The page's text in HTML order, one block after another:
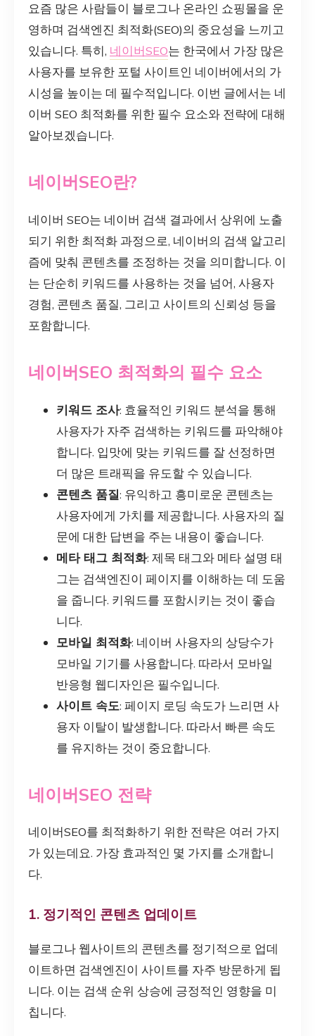
요즘 많은 사람들이 블로그나 온라인 쇼핑몰을 운
영하며 검색엔진 최적화(SEO)의 중요성을 느끼고
있습니다. 특히, 네이버SEO는 한국에서 가장 많은
사용자를 보유한 포털 사이트인 네이버에서의 가
시성을 높이는 데 필수적입니다. 이번 글에서는 네
이버 SEO 최적화를 위한 필수 요소와 전략에 대해
알아보겠습니다.
네이버SEO란?
네이버 SEO는 네이버 검색 결과에서 상위에 노출
되기 위한 최적화 과정으로, 네이버의 검색 알고리
즘에 맞춰 콘텐츠를 조정하는 것을 의미합니다. 이
는 단순히 키워드를 사용하는 것을 넘어, 사용자
경험, 콘텐츠 품질, 그리고 사이트의 신뢰성 등을
포함합니다.
네이버SEO 최적화의 필수 요소
키워드 조사: 효율적인 키워드 분석을 통해
사용자가 자주 검색하는 키워드를 파악해야
합니다. 입맛에 맞는 키워드를 잘 선정하면
더 많은 트래픽을 유도할 수 있습니다.
콘텐츠 품질: 유익하고 흥미로운 콘텐츠는
사용자에게 가치를 제공합니다. 사용자의 질
문에 대한 답변을 주는 내용이 좋습니다.
메타 태그 최적화: 제목 태그와 메타 설명 태
그는 검색엔진이 페이지를 이해하는 데 도움
을 줍니다. 키워드를 포함시키는 것이 좋습
니다.
모바일 최적화: 네이버 사용자의 상당수가
모바일 기기를 사용합니다. 따라서 모바일
반응형 웹디자인은 필수입니다.
사이트 속도: 페이지 로딩 속도가 느리면 사
용자 이탈이 발생합니다. 따라서 빠른 속도
를 유지하는 것이 중요합니다.
네이버SEO 전략
네이버SEO를 최적화하기 위한 전략은 여러 가지
가 있는데요. 가장 효과적인 몇 가지를 소개합니
다.
1. 정기적인 콘텐츠 업데이트
블로그나 웹사이트의 콘텐츠를 정기적으로 업데
이트하면 검색엔진이 사이트를 자주 방문하게 됩
니다. 이는 검색 순위 상승에 긍정적인 영향을 미
칩니다.